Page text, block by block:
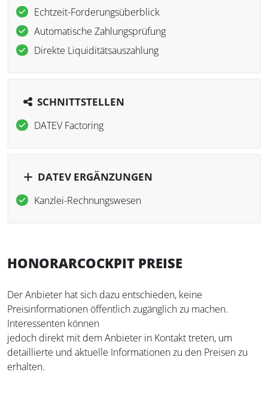
Echtzeit-Forderungsüberblick
Automatische Zahlungsprüfung
Direkte Liquiditätsauszahlung
SCHNITTSTELLEN
DATEV Factoring
DATEV ERGÄNZUNGEN
Kanzlei-Rechnungswesen
HONORARCOCKPIT PREISE
Der Anbieter hat sich dazu entschieden, keine
Preisinformationen öffentlich zugänglich zu machen.
Interessenten können
jedoch direkt mit dem Anbieter in Kontakt treten, um
detaillierte und aktuelle Informationen zu den Preisen zu
erhalten.